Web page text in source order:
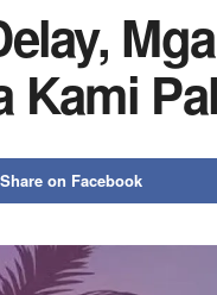
Kami
Share on Facebook